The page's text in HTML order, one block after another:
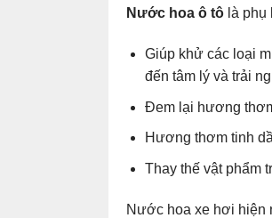
Nước hoa ô tô là
Giúp khử các loại
đến tâm lý và trải
Đem lại hương
Hương thơm tinh
Thay thế vật phẩm
Nước hoa xe hơi hiện